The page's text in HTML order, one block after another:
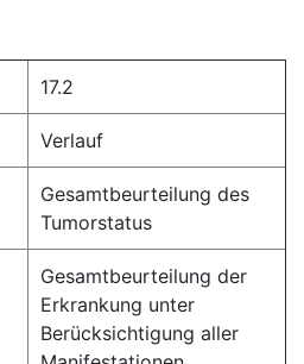
17.2
Verlauf
Gesamtbeurteilung des
Tumorstatus
Gesamtbeurteilung der
Erkrankung unter
Berücksichtigung aller